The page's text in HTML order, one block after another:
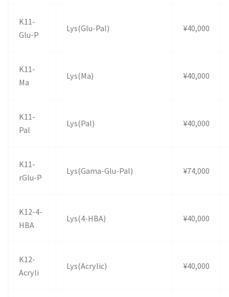
K11-
Glu-P
Lys(Glu-Pal) ¥40,000
K11-
Ma
Lys(Ma) ¥40,000
K11-
Pal
Lys(Pal) ¥40,000
K11-
rGlu-P
Lys(Gama-Glu-Pal) ¥74,000
K12-4-
HBA
Lys(4-HBA) ¥40,000
K12-
Acryli
Lys(Acrylic) ¥40,000